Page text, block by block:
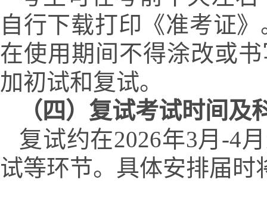
自行下载打印《准考证
在使用期间不得涂改或
加初试和复试。
（四）复试考试时间及
复试约在2026年3月 -4
试等环节。具体安排届